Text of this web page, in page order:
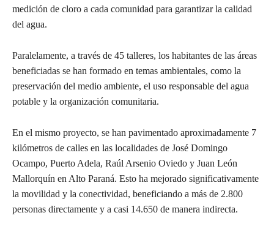
medición de cloro a cada comunidad para garantizar la calidad
del agua.
Paralelamente, a través de 45 talleres, los habitantes de las áreas
beneficiadas se han formado en temas ambientales, como la
preservación del medio ambiente, el uso responsable del agua
potable y la organización comunitaria.
En el mismo proyecto, se han pavimentado aproximadamente 7
kilómetros de calles en las localidades de José Domingo
Ocampo, Puerto Adela, Raúl Arsenio Oviedo y Juan León
Mallorquín en Alto Paraná. Esto ha mejorado significativamente
la movilidad y la conectividad, beneficiando a más de 2.800
personas directamente y a casi 14.650 de manera indirecta.